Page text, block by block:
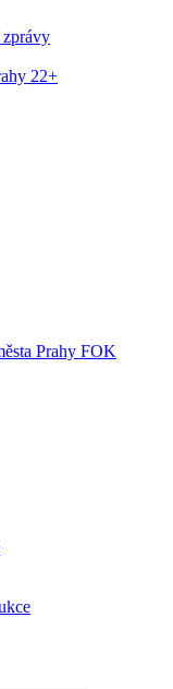
22+
Prahy FOK